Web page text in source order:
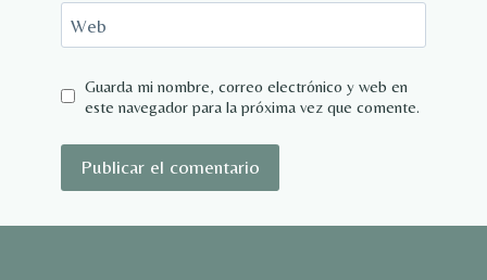
Web
Guarda mi nombre, correo electrónico y web en
este navegador para la próxima vez que comente.